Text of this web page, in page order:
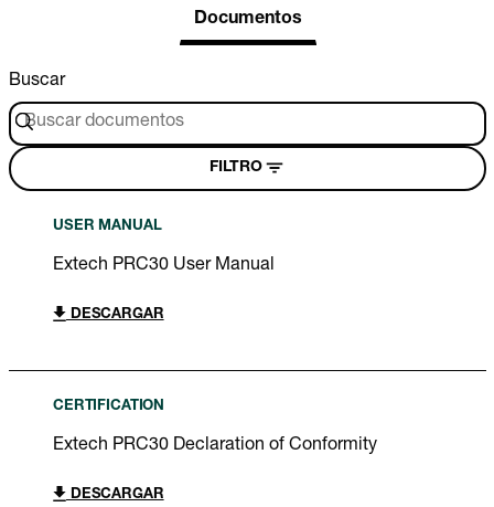
Documentos
Buscar
FILTRO
USER MANUAL
Extech PRC30 User Manual
DESCARGAR
CERTIFICATION
Extech PRC30 Declaration of Conformity
DESCARGAR